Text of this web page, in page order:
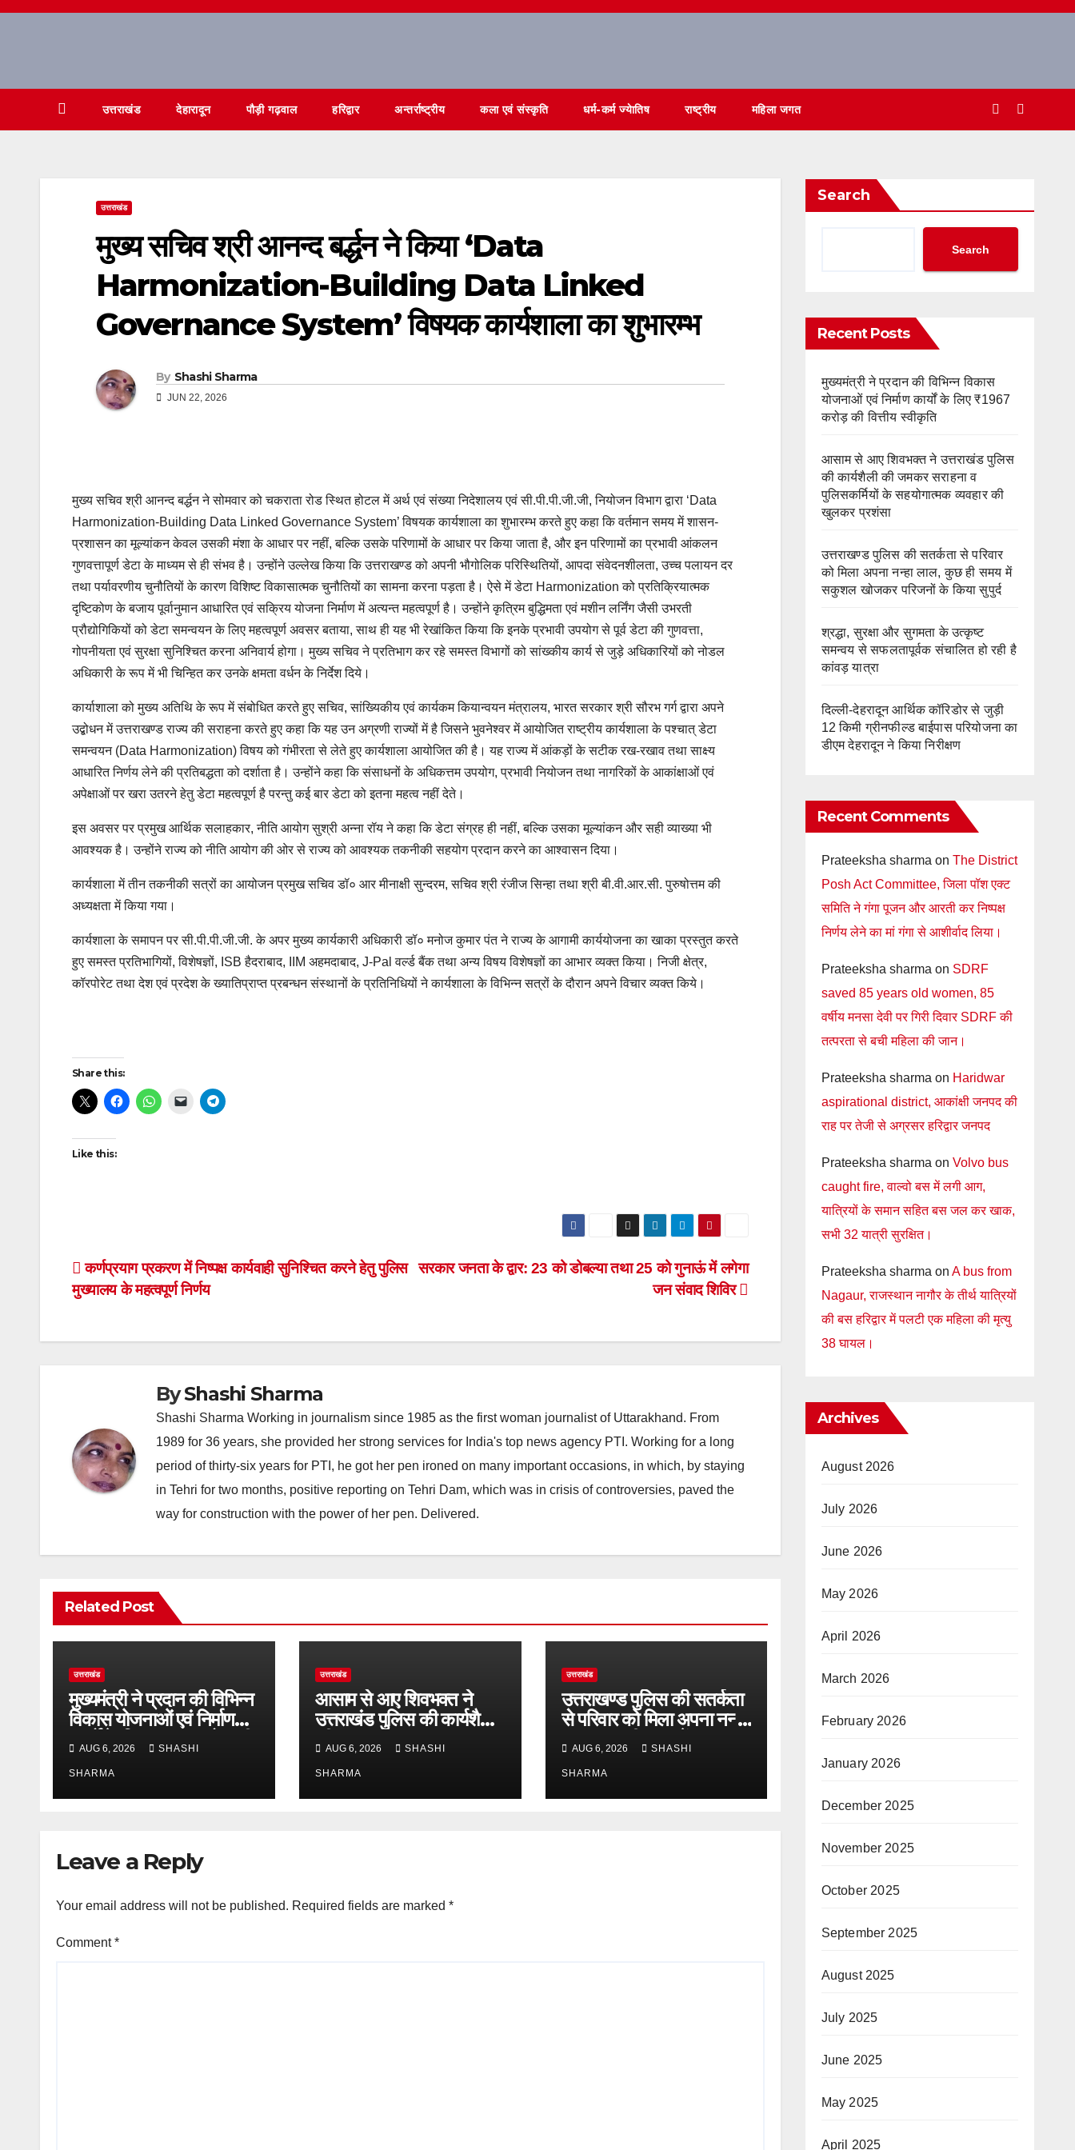
Skip
उत्तराखंड देहारादून पौड़ी गढ़वाल हरिद्वार अन्तर्राष्ट्रीय कला एवं संस्कृति धर्म-कर्म ज्येातिष राष्ट्रीय महिला जगत
उत्तराखंड
मुख्य सचिव श्री आनन्द बर्द्धन ने किया ‘Data
Harmonization-Building Data Linked
Governance System’ विषयक कार्यशाला का शुभारम्भ
By Shashi Sharma
JUN 22, 2026
मुख्य सचिव श्री आनन्द बर्द्धन ने सोमवार को चकराता रोड स्थित होटल में अर्थ एवं संख्या निदेशालय एवं सी.पी.पी.जी.जी, नियोजन विभाग द्वारा ‘Data
Harmonization-Building Data Linked Governance System’ विषयक कार्यशाला का शुभारम्भ करते हुए कहा कि वर्तमान समय में शासन-
प्रशासन का मूल्यांकन केवल उसकी मंशा के आधार पर नहीं, बल्कि उसके परिणामों के आधार पर किया जाता है, और इन परिणामों का प्रभावी आंकलन
गुणवत्तापूर्ण डेटा के माध्यम से ही संभव है। उन्होंने उल्लेख किया कि उत्तराखण्ड को अपनी भौगोलिक परिस्थितियों, आपदा संवेदनशीलता, उच्च पलायन दर
तथा पर्यावरणीय चुनौतियों के कारण विशिष्ट विकासात्मक चुनौतियों का सामना करना पड़ता है। ऐसे में डेटा Harmonization को प्रतिक्रियात्मक
दृष्टिकोण के बजाय पूर्वानुमान आधारित एवं सक्रिय योजना निर्माण में अत्यन्त महत्वपूर्ण है। उन्होंने कृत्रिम बुद्धिमता एवं मशीन लर्निंग जैसी उभरती
प्रौद्योगिकियों को डेटा समन्वयन के लिए महत्वपूर्ण अवसर बताया, साथ ही यह भी रेखांकित किया कि इनके प्रभावी उपयोग से पूर्व डेटा की गुणवत्ता,
गोपनीयता एवं सुरक्षा सुनिश्चित करना अनिवार्य होगा। मुख्य सचिव ने प्रतिभाग कर रहे समस्त विभागों को सांख्कीय कार्य से जुड़े अधिकारियों को नोडल
अधिकारी के रूप में भी चिन्हित कर उनके क्षमता वर्धन के निर्देश दिये।
कार्याशाला को मुख्य अतिथि के रूप में संबोधित करते हुए सचिव, सांख्यिकीय एवं कार्यकम कियान्वयन मंत्रालय, भारत सरकार श्री सौरभ गर्ग द्वारा अपने
उद्बोधन में उत्तराखण्ड राज्य की सराहना करते हुए कहा कि यह उन अग्रणी राज्यों में है जिसने भुवनेश्वर में आयोजित राष्ट्रीय कार्यशाला के पश्चात् डेटा
समन्वयन (Data Harmonization) विषय को गंभीरता से लेते हुए कार्यशाला आयोजित की है। यह राज्य में आंकड़ों के सटीक रख-रखाव तथा साक्ष्य
आधारित निर्णय लेने की प्रतिबद्धता को दर्शाता है। उन्होंने कहा कि संसाधनों के अधिकत्तम उपयोग, प्रभावी नियोजन तथा नागरिकों के आकांक्षाओं एवं
अपेक्षाओं पर खरा उतरने हेतु डेटा महत्वपूर्ण है परन्तु कई बार डेटा को इतना महत्व नहीं देते।
इस अवसर पर प्रमुख आर्थिक सलाहकार, नीति आयोग सुश्री अन्ना रॉय ने कहा कि डेटा संग्रह ही नहीं, बल्कि उसका मूल्यांकन और सही व्याख्या भी
आवश्यक है। उन्होंने राज्य को नीति आयोग की ओर से राज्य को आवश्यक तकनीकी सहयोग प्रदान करने का आश्वासन दिया।
कार्यशाला में तीन तकनीकी सत्रों का आयोजन प्रमुख सचिव डॉ० आर मीनाक्षी सुन्दरम, सचिव श्री रंजीज सिन्हा तथा श्री बी.वी.आर.सी. पुरुषोत्तम की
अध्यक्षता में किया गया।
कार्यशाला के समापन पर सी.पी.पी.जी.जी. के अपर मुख्य कार्यकारी अधिकारी डॉ० मनोज कुमार पंत ने राज्य के आगामी कार्ययोजना का खाका प्रस्तुत करते
हुए समस्त प्रतिभागियों, विशेषज्ञों, ISB हैदराबाद, IIM अहमदाबाद, J-Pal वर्ल्ड बैंक तथा अन्य विषय विशेषज्ञों का आभार व्यक्त किया। निजी क्षेत्र,
कॉरपोरेट तथा देश एवं प्रदेश के ख्यातिप्राप्त प्रबन्धन संस्थानों के प्रतिनिधियों ने कार्यशाला के विभिन्न सत्रों के दौरान अपने विचार व्यक्त किये।
Post
navigation
Share this:
Like this:
Post
navigation
सरकार जनता के द्वार: 23 को डोबल्या तथा 25 को गुनाऊं में लगेगा
जन संवाद शिविर
कर्णप्रयाग प्रकरण में निष्पक्ष कार्यवाही सुनिश्चित करने हेतु पुलिस
मुख्यालय के महत्वपूर्ण निर्णय
ByShashi Sharma
Shashi Sharma Working in journalism since 1985 as the first woman journalist of Uttarakhand. From
1989 for 36 years, she provided her strong services for India's top news agency PTI. Working for a long
period of thirty-six years for PTI, he got her pen ironed on many important occasions, in which, by staying
in Tehri for two months, positive reporting on Tehri Dam, which was in crisis of controversies, paved the
way for construction with the power of her pen. Delivered.
Related Post
उत्तराखंड
मुख्यमंत्री ने प्रदान की विभिन्न
विकास योजनाओं एवं निर्माण
कार्यों के लिए ₹1967 करोड़ की
वित्तीय स्वीकृति
AUG 6, 2026 SHASHI
SHARMA
उत्तराखंड
आसाम से आए शिवभक्त ने
उत्तराखंड पुलिस की कार्यशैली
की जमकर सराहना व
पुलिसकर्मियों के सहयोगात्मक
व्यवहार की खुलकर प्रशंसा
AUG 6, 2026 SHASHI
SHARMA
उत्तराखंड
उत्तराखण्ड पुलिस की सतर्कता
से परिवार को मिला अपना नन्हा
लाल, कुछ ही समय में सकुशल
खोजकर परिजनों के किया सुपुर्द
AUG 6, 2026 SHASHI
SHARMA
Leave a Reply
Your email address will not be published. Required fields are marked *
Comment*
Search
Search
Recent Posts
मुख्यमंत्री ने प्रदान की विभिन्न विकास
योजनाओं एवं निर्माण कार्यों के लिए ₹1967
करोड़ की वित्तीय स्वीकृति
आसाम से आए शिवभक्त ने उत्तराखंड पुलिस
की कार्यशैली की जमकर सराहना व
पुलिसकर्मियों के सहयोगात्मक व्यवहार की
खुलकर प्रशंसा
उत्तराखण्ड पुलिस की सतर्कता से परिवार
को मिला अपना नन्हा लाल, कुछ ही समय में
सकुशल खोजकर परिजनों के किया सुपुर्द
श्रद्धा, सुरक्षा और सुगमता के उत्कृष्ट
समन्वय से सफलतापूर्वक संचालित हो रही है
कांवड़ यात्रा
दिल्ली-देहरादून आर्थिक कॉरिडोर से जुड़ी
12 किमी ग्रीनफील्ड बाईपास परियोजना का
डीएम देहरादून ने किया निरीक्षण
Recent Comments
Prateeksha sharma on The District
Posh Act Committee, जिला पॉश एक्ट
समिति ने गंगा पूजन और आरती कर निष्पक्ष
निर्णय लेने का मां गंगा से आशीर्वाद लिया।
Prateeksha sharma on SDRF
saved 85 years old women, 85
वर्षीय मनसा देवी पर गिरी दिवार SDRF की
तत्परता से बची महिला की जान।
Prateeksha sharma on Haridwar
aspirational district, आकांक्षी जनपद की
राह पर तेजी से अग्रसर हरिद्वार जनपद
Prateeksha sharma on Volvo bus
caught fire, वाल्वो बस में लगी आग,
यात्रियों के समान सहित बस जल कर खाक,
सभी 32 यात्री सुरक्षित।
Prateeksha sharma on A bus from
Nagaur, राजस्थान नागौर के तीर्थ यात्रियों
की बस हरिद्वार में पलटी एक महिला की मृत्यु
38 घायल।
Archives
August 2026
July 2026
June 2026
May 2026
April 2026
March 2026
February 2026
January 2026
December 2025
November 2025
October 2025
September 2025
August 2025
July 2025
June 2025
May 2025
April 2025